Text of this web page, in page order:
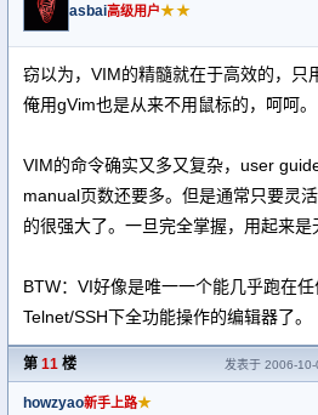
asbai高级用户★★
窃以为，VIM的精髓就在于高效的，只
俺用gVim也是从来不用鼠标的，呵呵。
VIM的命令确实又多又复杂，user
manual页数还要多。但是通常只要灵
的很强大了。一旦完全掌握，用起来是
BTW：VI好像是唯一一个能几乎跑在
Telnet/SSH下全功能操作的编辑器了。
第 11 楼 发表于 2006-
howzyao新手上路★